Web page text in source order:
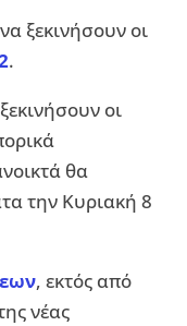
ξεκινήσουν οι
.
οι
θα
την Κυριακή 8
, εκτός από
νέας